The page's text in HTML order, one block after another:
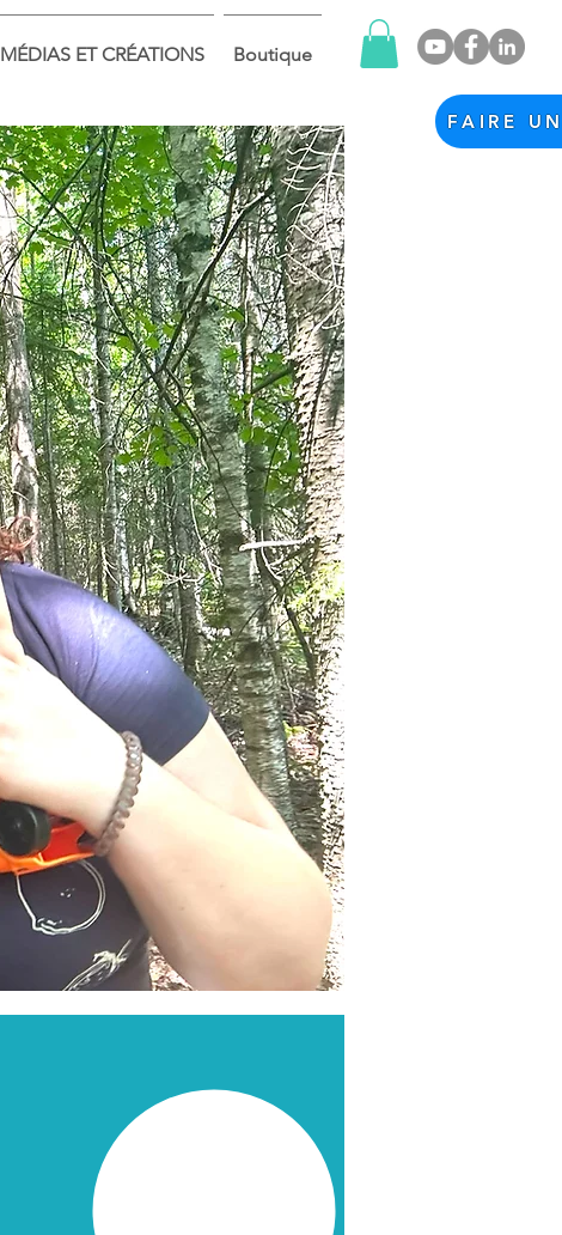
MÉDIAS ET CRÉATIONS Boutique
FAIRE